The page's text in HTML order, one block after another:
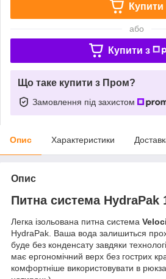
Купити
або
Купити з
Що таке купити з Пром?
Замовлення під захистом
Опис Характеристики
Опис
Питна система HydraPak
Легка ізольована питна система
HydraPak. Ваша вода залишиться
буде без конденсату завдяки
має ергономічний верх без гострих
комфортніше використовувати в